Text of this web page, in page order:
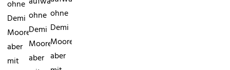
ohne
Demi
Moore,
aber
mit
ohne
Demi
Moore,
aber
ohne
Demi
Moore,
aber